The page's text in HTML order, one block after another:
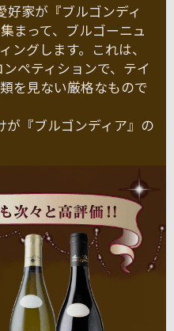
家が『ブルゴンディ
まって、ブルゴーニュ
ングします。これは、
ペティションで、テイ
を見ない厳格なもので
『ブルゴンディア』の